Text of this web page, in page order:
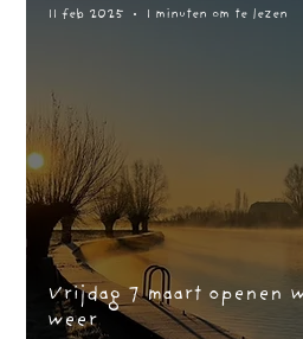
Vrijdag 7 maart openen wij onze deuren
weer
11 feb 2025 1 minuten om te lezen